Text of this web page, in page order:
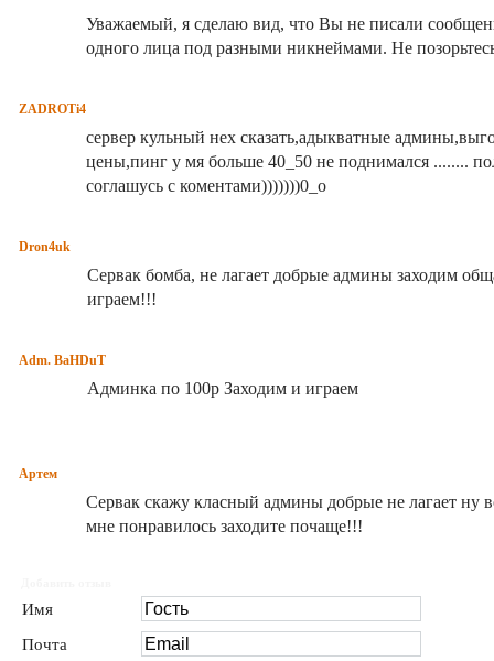
Уважаемый, я сделаю вид, что Вы не писали
одного лица под разными никнеймами. Не
ZADROTi4
сервер кульный нех сказать,адыкватные
цены,пинг у мя больше 40_50 не поднимался ........
соглашусь с коментами)))))))0_о
Dron4uk
Сервак бомба, не лагает добрые админы заходим
играем!!!
Adm. BaHDuT
Админка по 100р Заходим и играем
Артем
Сервак скажу класный админы добрые не лагает ну
мне понравилось заходите почаще!!!
Имя
Почта